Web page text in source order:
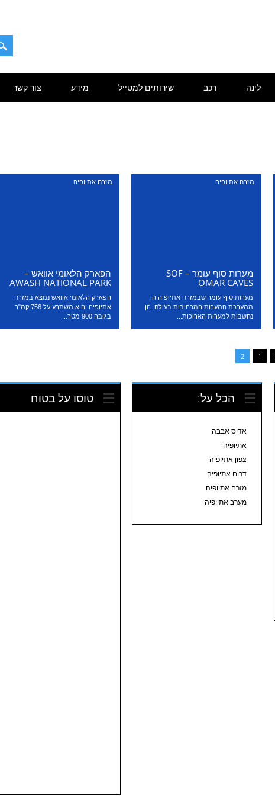
לינה רכב שירותים למטייל מידע צור קשר
מזרח אתיופיה
הפארק הלאומי אוואש –
AWASH NATIONAL PARK
הפארק הלאומי אוואש נמצא במזרח
אתיופיה והוא משתרע על 756 קמ"ר
בגובה 900 מטר...
מזרח אתיופיה
מערות סוף עומר – SOF
OMAR CAVES
מערות סוף עומר שבמזרח אתיופיה הן
ממערכת המערות המרהיבות בעולם. הן
נחשבות למערות הארוכות...
1
2
הכל על:
אדיס אבבה
אתיופיה
צפון אתיופיה
דרום אתיופיה
מזרח אתיופיה
מערב אתיופיה
טוסו על בטוח